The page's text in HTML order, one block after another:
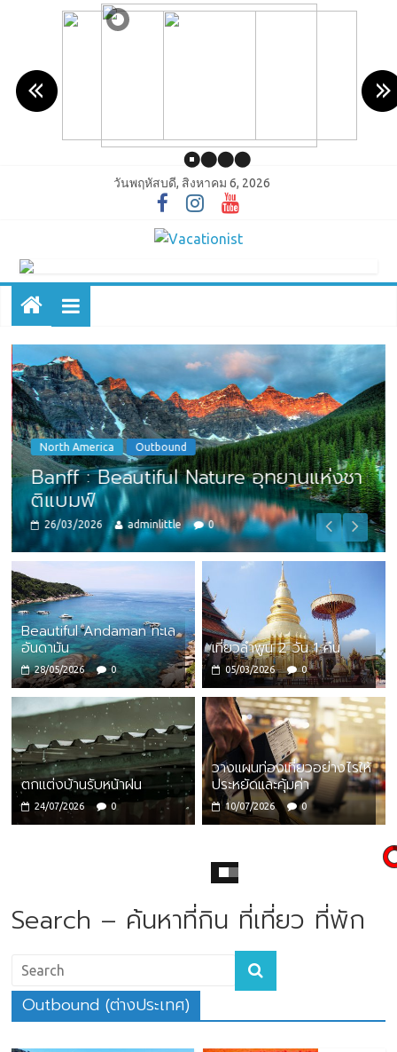
วันพฤหัสบดี, สิงหาคม 6, 2026
North America Outbound
Banff : Beautiful Nature อุทยานแห่งชา
ติแบมฟ์
26/03/2026 adminlittle 0
Beautiful Andaman ทะเล
อันดามัน
28/05/2026 0
เที่ยวลำพูน 2 วัน 1 คืน
05/03/2026 0
ตกแต่งบ้านรับหน้าฝน
24/07/2026 0
วางแผนท่องเที่ยวอย่างไรให้
ประหยัดและคุ้มค่า
10/07/2026 0
Search – ค้นหาที่กิน ที่เที่ยว ที่พัก
Outbound (ต่างประเทศ)